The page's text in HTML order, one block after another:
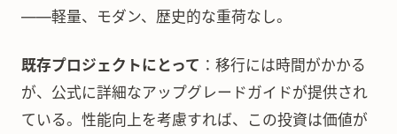
——軽量、モダン、歴史的な重荷なし。
既存プロジェクトにとって ：移行には時間がかかる
が、公式に詳細なアップグレードガイドが提供され
ている。性能向上を考慮すれば、この投資は価値が